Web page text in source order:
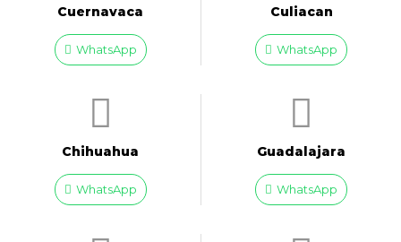
Cuernavaca
WhatsApp
Culiacan
WhatsApp
Chihuahua
WhatsApp
Guadalajara
WhatsApp